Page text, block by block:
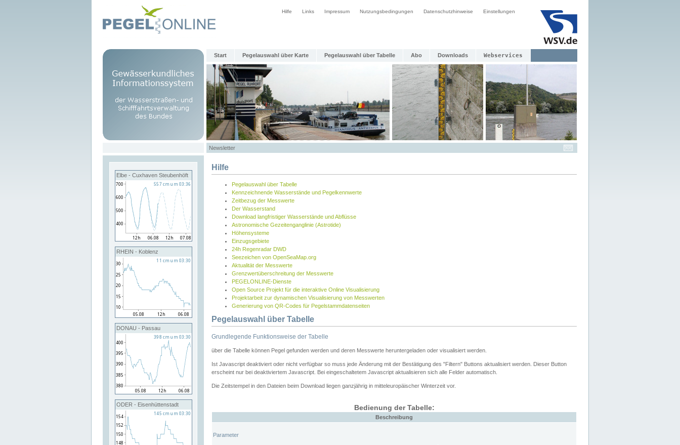
Hilfe Links Impressum Nutzungsbedingungen Datenschutzhinweise Einstellungen
Start Pegelauswahl über Karte Pegelauswahl über Tabelle Abo Downloads Webservices
Newsletter
Elbe - Cuxhaven Steubenhöft
RHEIN - Koblenz
DONAU - Passau
ODER - Eisenhüttenstadt
Hilfe
Pegelauswahl über Tabelle
Kennzeichnende Wasserstände und Pegelkennwerte
Zeitbezug der Messwerte
Der Wasserstand
Download langfristiger Wasserstände und Abflüsse
Astronomische Gezeitenganglinie (Astrotide)
Höhensysteme
Einzugsgebiete
24h Regenradar DWD
Seezeichen von OpenSeaMap.org
Aktualität der Messwerte
Grenzwertüberschreitung der Messwerte
PEGELONLINE-Dienste
Open Source Projekt für die interaktive Online Visualisierung
Projektarbeit zur dynamischen Visualisierung von Messwerten
Generierung von QR-Codes für Pegelstammdatenseiten
Pegelauswahl über Tabelle
Grundlegende Funktionsweise der Tabelle
über die Tabelle können Pegel gefunden werden und deren Messwerte heruntergeladen oder visualisiert werden.
Ist Javascript deaktiviert oder nicht verfügbar so muss jede Änderung mit der Bestätigung des "Filtern" Buttons aktualisiert werden. Dieser Button
erscheint nur bei deaktiviertem Javascript. Bei eingeschaltetem Javascript aktualisieren sich alle Felder automatisch.
Die Zeitstempel in den Dateien beim Download liegen ganzjährig in mitteleuropäischer Winterzeit vor.
Bedienung der Tabelle:
Beschreibung
Parameter